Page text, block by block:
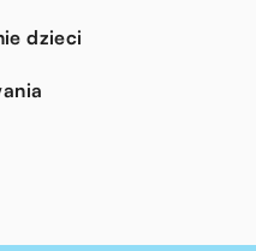
dzieci